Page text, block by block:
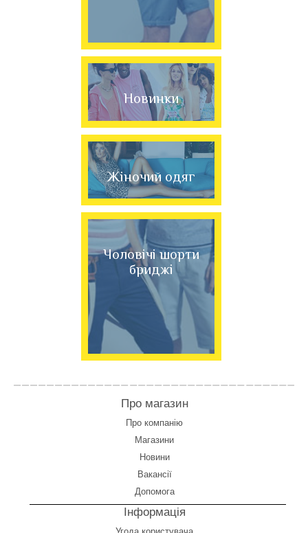
Новинки
Жіночий одяг
Чоловічі шорти
бриджі
Про магазин
Про компанію
Магазини
Новини
Вакансії
Допомога
Інформація